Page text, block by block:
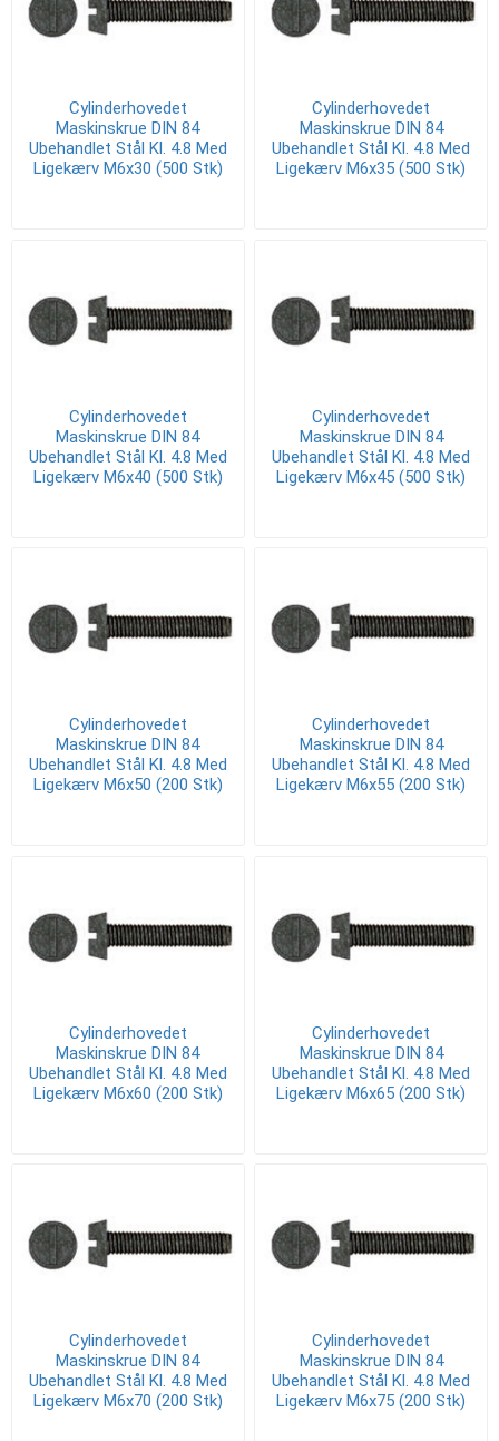
Cylinderhovedet
Maskinskrue DIN 84
Ubehandlet Stål Kl. 4.8 Med
Ligekærv M6x30 (500 Stk)
Cylinderhovedet
Maskinskrue DIN 84
Ubehandlet Stål Kl. 4.8 Med
Ligekærv M6x35 (500 Stk)
Cylinderhovedet
Maskinskrue DIN 84
Ubehandlet Stål Kl. 4.8 Med
Ligekærv M6x40 (500 Stk)
Cylinderhovedet
Maskinskrue DIN 84
Ubehandlet Stål Kl. 4.8 Med
Ligekærv M6x45 (500 Stk)
Cylinderhovedet
Maskinskrue DIN 84
Ubehandlet Stål Kl. 4.8 Med
Ligekærv M6x50 (200 Stk)
Cylinderhovedet
Maskinskrue DIN 84
Ubehandlet Stål Kl. 4.8 Med
Ligekærv M6x55 (200 Stk)
Cylinderhovedet
Maskinskrue DIN 84
Ubehandlet Stål Kl. 4.8 Med
Ligekærv M6x60 (200 Stk)
Cylinderhovedet
Maskinskrue DIN 84
Ubehandlet Stål Kl. 4.8 Med
Ligekærv M6x65 (200 Stk)
Cylinderhovedet
Maskinskrue DIN 84
Ubehandlet Stål Kl. 4.8 Med
Ligekærv M6x70 (200 Stk)
Cylinderhovedet
Maskinskrue DIN 84
Ubehandlet Stål Kl. 4.8 Med
Ligekærv M6x75 (200 Stk)